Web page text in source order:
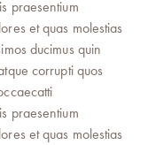
praesentium
et quas molestias
ducimus quin
corrupti quos
praesentium
et quas molestias